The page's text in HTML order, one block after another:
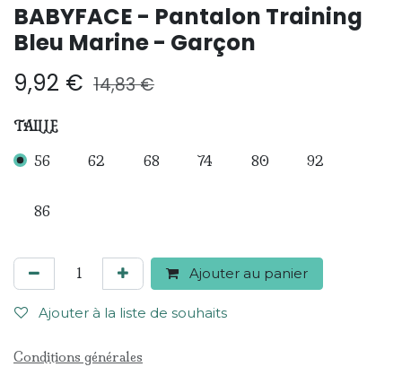
BABYFACE - Pantalon Training
Bleu Marine - Garçon
9,92 € 14,83€
TAILLE
56 62 68 74 80 92
86
Ajouter au panier
Ajouter à la liste de souhaits
Conditions générales